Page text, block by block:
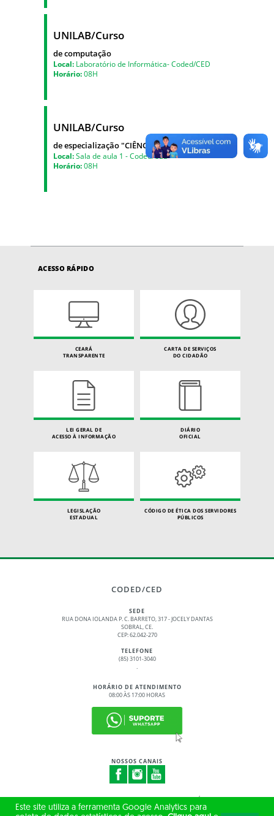
UNILAB/Curso
de computação
Local: Laboratório de Informática- Coded/CED
Horário:08H
UNILAB/Curso
de especialização "CIÊNCIAS É 10"
Local:Sala de aula 1 - Coded/CED
Horário:08H
ACESSO RÁPIDO
CEARÁ
TRANSPARENTE
CARTA DE SERVIÇOS
DO CIDADÃO
LEI GERAL DE
ACESSO À INFORMAÇÃO
DIÁRIO
OFICIAL
LEGISLAÇÃO
ESTADUAL
CÓDIGO DE ÉTICA DOS SERVIDORES
PÚBLICOS
CODED/CED
SEDE
RUA DONA IOLANDA P. C. BARRETO, 317 - JOCELY DANTAS
SOBRAL, CE.
CEP: 62.042-270
TELEFONE
(85) 3101-3040
.
HORÁRIO DE ATENDIMENTO
08:00 ÀS 17:00 HORAS
NOSSOS CANAIS
© 2017 - 2026 – GOVERNO DO ESTADO DO CEARÁ
TODOS OS DIREITOS RESERVADOS
Este site utiliza a ferramenta Google Analytics para